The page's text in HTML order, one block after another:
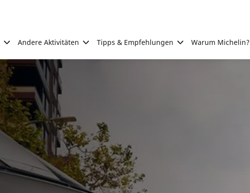
Andere Aktivitäten Tipps & Empfehlungen Warum Michelin?